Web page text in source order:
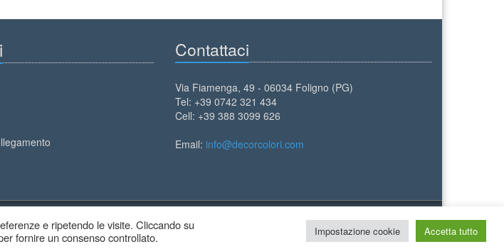
Contattaci
Via Fiamenga, 49 - 06034 Foligno (PG)
Tel: +39 0742 321 434
Cell: +39 388 3099 626
Email: info@decorcolori.com
e ripetendo le visite. Cliccando su
fornire un consenso controllato.
Impostazione cookie Accetta tutto